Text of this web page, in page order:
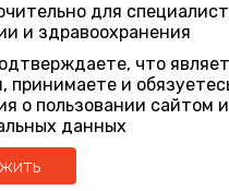
кавернозного соустья
Толоса-Ханта
для
и здравоохранения
что
и
о пользовании сайтом и
данных